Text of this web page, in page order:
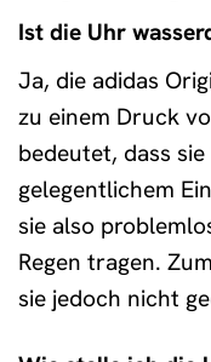
Ist die Uhr
Ja, die adidas
zu einem Druck
bedeutet, dass
gelegentlichem
sie also
Regen tragen.
sie jedoch nicht